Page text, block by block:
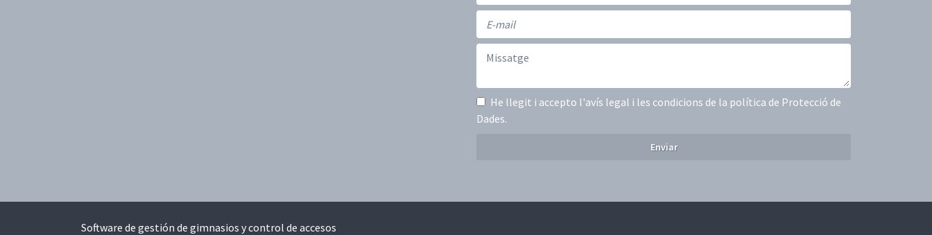
He llegit i accepto l'avís legal i les condicions de la política de Protecció de
Dades.
Software de gestión de gimnasios y control de accesos